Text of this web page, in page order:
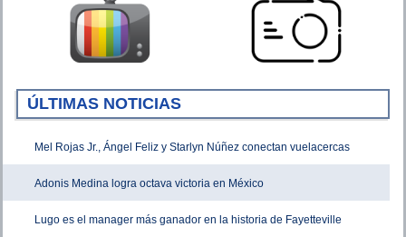
ÚLTIMAS NOTICIAS
Mel Rojas Jr., Ángel Feliz y Starlyn Núñez conectan vuelacercas
Adonis Medina logra octava victoria en México
Lugo es el manager más ganador en la historia de Fayetteville